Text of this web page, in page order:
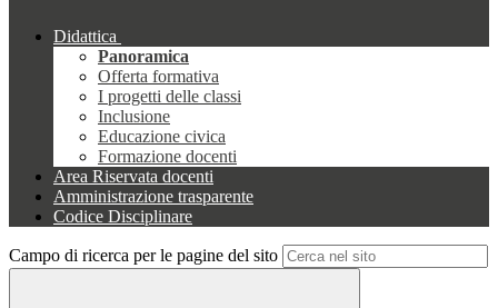
Didattica
Panoramica
Offerta formativa
I progetti delle classi
Inclusione
Educazione civica
Formazione docenti
Area Riservata docenti
Amministrazione trasparente
Codice Disciplinare
Campo di ricerca per le pagine del sito